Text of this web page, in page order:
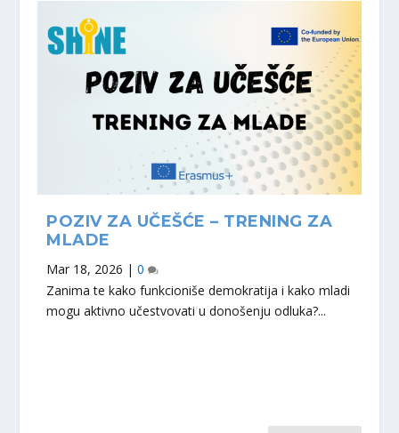
POZIV ZA UČEŠĆE – TRENING ZA
MLADE
Mar 18, 2026 |0
Zanima te kako funkcioniše demokratija i kako mladi
mogu aktivno učestvovati u donošenju odluka?...